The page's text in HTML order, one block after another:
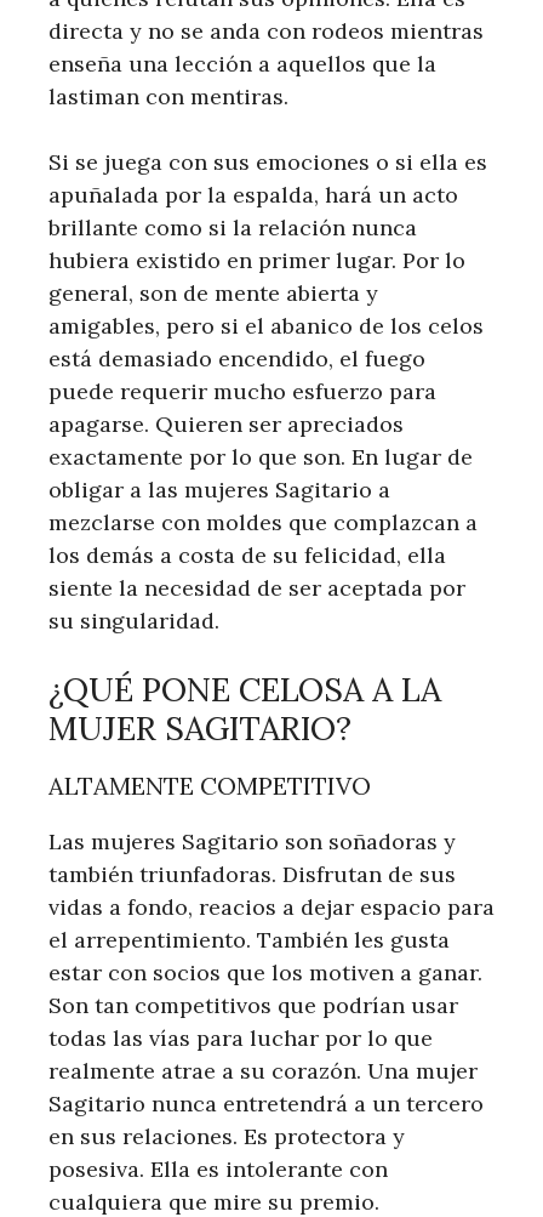
directa y no se anda con rodeos mientras
enseña una lección a aquellos que la
lastiman con mentiras.
Si se juega con sus emociones o si ella es
apuñalada por la espalda, hará un acto
brillante como si la relación nunca
hubiera existido en primer lugar. Por lo
general, son de mente abierta y
amigables, pero si el abanico de los celos
está demasiado encendido, el fuego
puede requerir mucho esfuerzo para
apagarse. Quieren ser apreciados
exactamente por lo que son. En lugar de
obligar a las mujeres Sagitario a
mezclarse con moldes que complazcan a
los demás a costa de su felicidad, ella
siente la necesidad de ser aceptada por
su singularidad.
¿QUÉ PONE CELOSA A LA
MUJER SAGITARIO?
ALTAMENTE COMPETITIVO
Las mujeres Sagitario son soñadoras y
también triunfadoras. Disfrutan de sus
vidas a fondo, reacios a dejar espacio para
el arrepentimiento. También les gusta
estar con socios que los motiven a ganar.
Son tan competitivos que podrían usar
todas las vías para luchar por lo que
realmente atrae a su corazón. Una mujer
Sagitario nunca entretendrá a un tercero
en sus relaciones. Es protectora y
posesiva. Ella es intolerante con
cualquiera que mire su premio.